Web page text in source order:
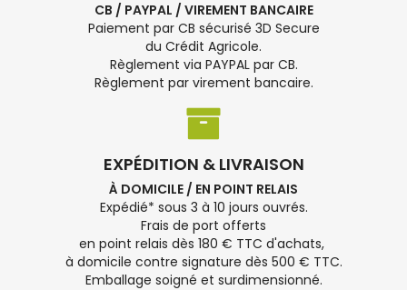
CB / PAYPAL / VIREMENT BANCAIRE
Paiement par CB sécurisé 3D Secure
du Crédit Agricole.
Règlement via PAYPAL par CB.
Règlement par virement bancaire.
EXPÉDITION & LIVRAISON
À DOMICILE / EN POINT RELAIS
Expédié* sous 3 à 10 jours ouvrés.
Frais de port offerts
en point relais dès 180 € TTC d'achats,
à domicile contre signature dès 500 € TTC.
Emballage soigné et surdimensionné.